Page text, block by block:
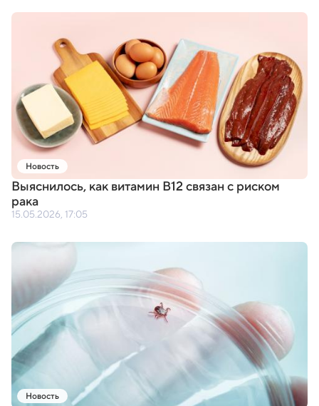
Новость
Выяснилось,как витамин B12 связан с риском
рака
15.05.2026, 17:05
Новость